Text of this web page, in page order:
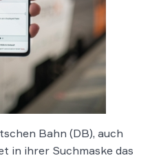
Bahn (DB), auch
in ihrer Suchmaske das